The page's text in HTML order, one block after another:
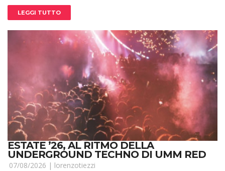
LEGGI TUTTO
ESTATE ’26, AL RITMO DELLA
UNDERGROUND TECHNO DI UMM RED
07/08/2026 | lorenzotiezzi